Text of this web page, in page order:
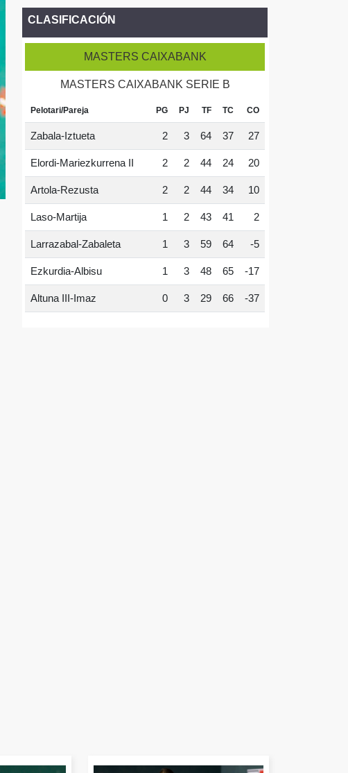
CLASIFICACIÓN
MASTERS CAIXABANK
MASTERS CAIXABANK SERIE B
Pelotari/Pareja PG PJ TF TC CO
Zabala-Iztueta 2 3 64 37 27
Elordi-Mariezkurrena II 2 2 44 24 20
Artola-Rezusta 2 2 44 34 10
Laso-Martija 1 2 43 41 2
Larrazabal-Zabaleta 1 3 59 64 -5
Ezkurdia-Albisu 1 3 48 65 -17
Altuna III-Imaz 0 3 29 66 -37